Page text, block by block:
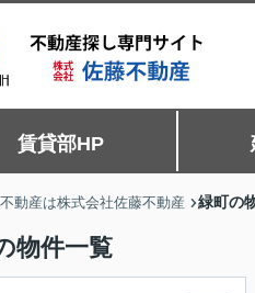
賃貸部HP
動産は株式会社佐藤不動産 緑町の
物件一覧